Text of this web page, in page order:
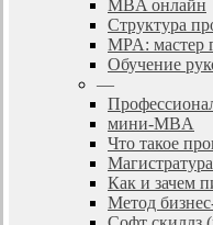
MBA онлайн
Cтруктура
MPA: мастер
Обучение
—
мини-MBA
Что такое
Как и зачем
Метод